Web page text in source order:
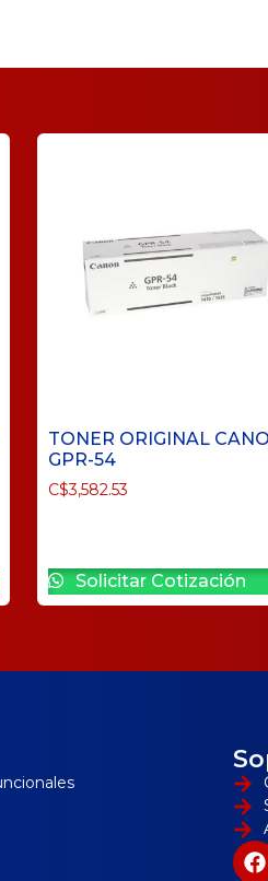
TONER ORIGINAL
GPR-54
C$3,582.53
Solicitar Cotización